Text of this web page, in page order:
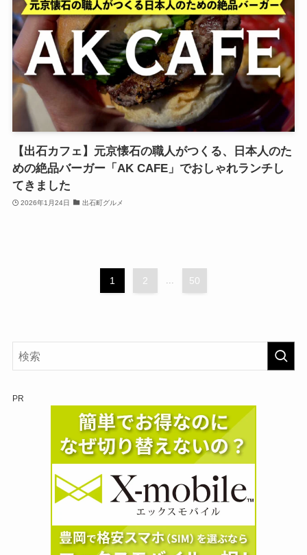
【出石カフェ】元京懐石の職人がつくる、日本人のた
めの絶品バーガー「AK CAFE」でおしゃれランチし
てきました
2026年1月24日 出石町グルメ
1 2 ... 50
PR